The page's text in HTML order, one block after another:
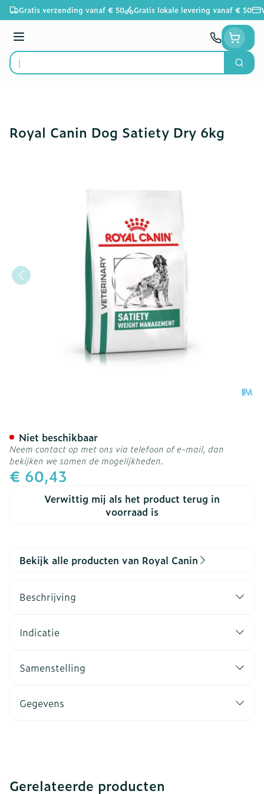
Ga naar de inhoud
Gratis verzending vanaf € 50 Gratis lokale levering vanaf € 50
Menu
Product, merk, categorie...
Zoek
Royal Canin Dog Satiety Dry 6kg
€ 60,43
Verwittig mij als het product terug in
voorraad is
Niet beschikbaar
Neem contact op met ons via telefoon of e-mail, dan
bekijken we samen de mogelijkheden.
Bekijk alle producten van Royal Canin
Beschrijving
Indicatie
Samenstelling
Gegevens
Gerelateerde producten